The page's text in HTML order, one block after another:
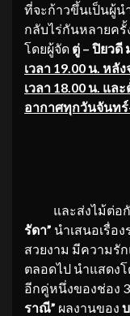
ที่จะก้าวขึ้นเป็นผู้น
กลับไร่กันหลายครั้
โดยผู้จัด ตู่ – ปิยวดี
เวลา 19.00 น. ห
เวลา 18.00 น. แล
อากาศทุกวันจันทร์
และส่งไม้ต่อ
รัดา” นำเสนอเรื่อ
สวยงาม มีความรั
ตลอดไป นำแสด
อีกคู่หนึ่งของช่อง
ราณี” ผลงานของ